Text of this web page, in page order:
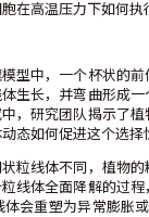
在高温压力下如何执
型中，一个杯状的
生长，并弯曲形成
，研究团队揭示了
态如何促进这个选择
粒线体不同，植物
线体全面降解的过
会重塑为异常膨胀